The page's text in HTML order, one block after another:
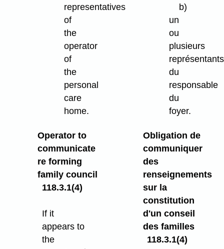
representatives
of
the
operator
of
the
personal
care
home.
b)
un
ou
plusieurs
représentants
du
responsable
du
foyer.
Operator to
communicate
re forming
family council
118.3.1(4)
If it
appears to
the
Obligation de
communiquer
des
renseignements
sur la
constitution
d'un conseil
des familles
118.3.1(4)